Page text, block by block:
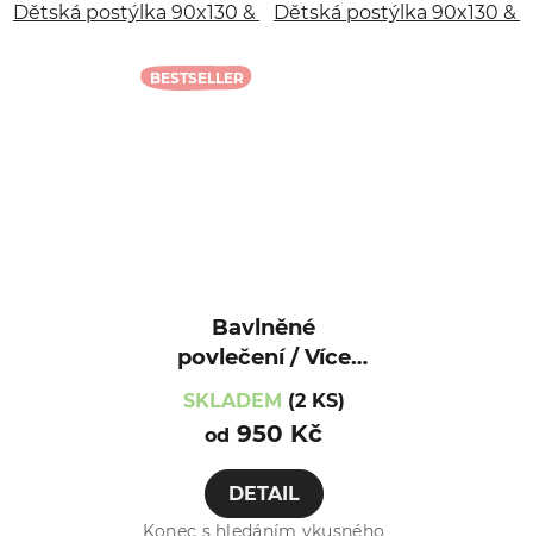
Dětská postýlka 90x130 & 40x60 cm Dětská
Dětská postýlka 90x130 &
BESTSELLER
Bavlněné
povlečení / Více
var. / Myška
SKLADEM (2 KS)
od 950 Kč
DETAIL
Konec s hledáním vkusného